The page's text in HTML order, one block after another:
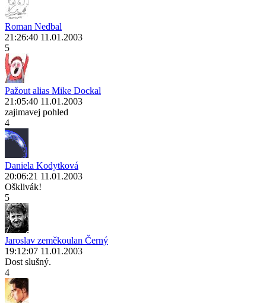
Roman Nedbal
21:26:40 11.01.2003
5
Pažout alias Mike Dockal
21:05:40 11.01.2003
zajimavej pohled
4
Daniela Kodytková
20:06:21 11.01.2003
Ošklivák!
5
Jaroslav zeměkoulan Černý
19:12:07 11.01.2003
Dost slušný.
4